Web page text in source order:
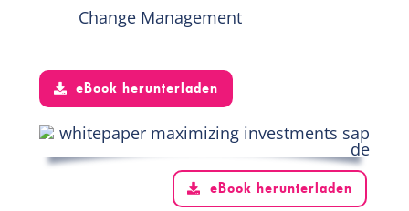
Change Management
eBook herunterladen
eBook herunterladen